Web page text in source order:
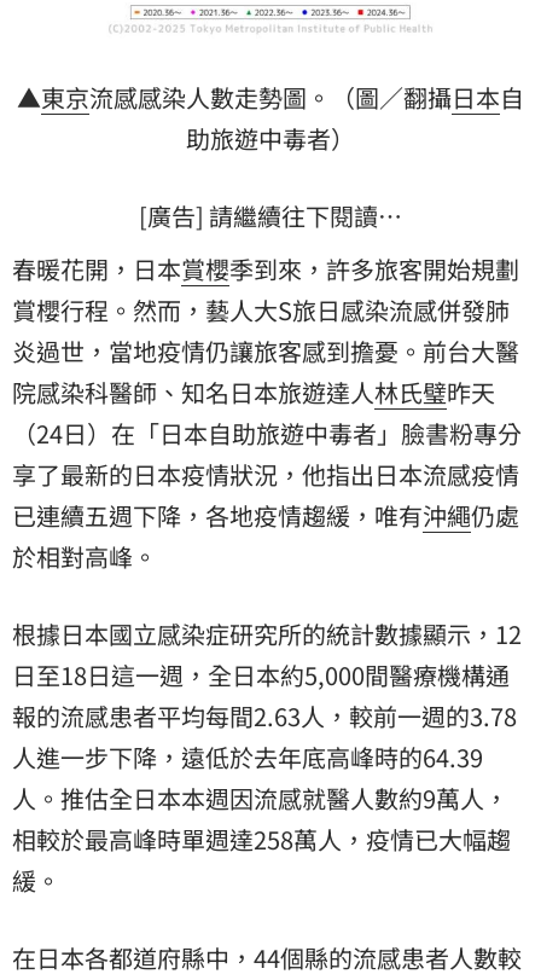
▲東京流感感染人數走勢圖。（圖／翻攝日本自
助旅遊中毒者）
[廣告] 請繼續往下閱讀…
春暖花開，日本賞櫻季到來，許多旅客開始規劃
賞櫻行程。然而，藝人大S旅日感染流感併發肺
炎過世，當地疫情仍讓旅客感到擔憂。前台大醫
院感染科醫師、知名日本旅遊達人林氏璧昨天
（24日）在「日本自助旅遊中毒者」臉書粉專分
享了最新的日本疫情狀況，他指出日本流感疫情
已連續五週下降，各地疫情趨緩，唯有沖繩仍處
於相對高峰。
根據日本國立感染症研究所的統計數據顯示，12
日至18日這一週，全日本約5,000間醫療機構通
報的流感患者平均每間2.63人，較前一週的3.78
人進一步下降，遠低於去年底高峰時的64.39
人。推估全日本本週因流感就醫人數約9萬人，
相較於最高峰時單週達258萬人，疫情已大幅趨
緩。
在日本各都道府縣中，44個縣的流感患者人數較